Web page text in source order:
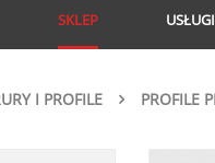
SKLEP USŁUGI
I PROFILE PROFILE